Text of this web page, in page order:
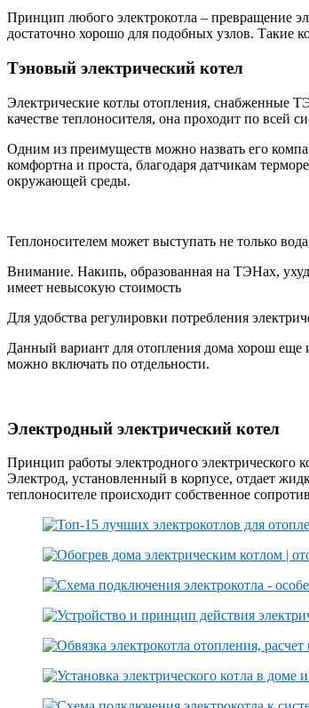
Принцип любого электрокотла – превращение
достаточно хорошо для подобных узлов. Такие
Тэновый электрический котел
Электрические котлы отопления, снабженные
качестве теплоносителя, она проходит по всей
Одним из преимуществ можно назвать его
комфортна и проста, благодаря датчикам
окружающей среды.
Теплоносителем может выступать не только
Внимание. Накипь, образованная на ТЭНах,
имеет невысокую стоимость
Для удобства регулировки потребления
Данный вариант для отопления дома хорош еще
можно включать по отдельности.
Электродный электрический котел
Принцип работы электродного электрического
Электрод, установленный в корпусе, отдает
теплоносителе происходит собственное